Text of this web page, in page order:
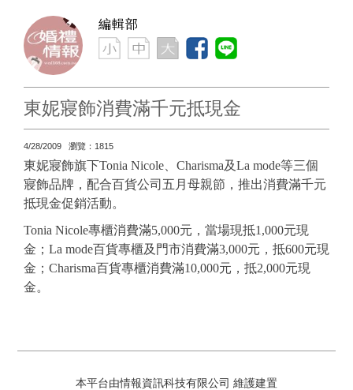
編輯部
東妮寢飾消費滿千元抵現金
4/28/2009 瀏覽：1815
東妮寢飾旗下Tonia Nicole Charisma及La mode等三個
寢飾品牌，配合百貨公司五月母親節，推出消費滿千元
抵現金促銷活動。
Tonia Nicole專櫃消費滿5,000元，當場現抵1,000元現
金； La mode百貨專櫃及門市消費滿3,000元，抵600元現
金； Charisma百貨專櫃消費滿10,000元，抵2,000元現
金。
本平台由情報資訊科技有限公司 維護建置